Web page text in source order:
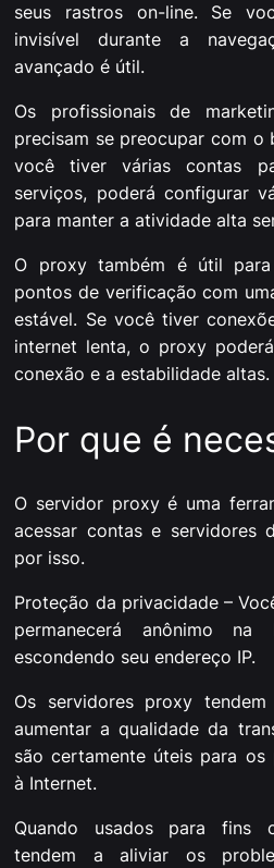
seus rastros on-line. Se
invisível durante a
avançado é útil.
Os profissionais de
precisam se preocupar com o
você tiver várias contas
serviços, poderá configurar
para manter a atividade alta
O proxy também é útil para
pontos de verificação com
estável. Se você tiver
internet lenta, o proxy
conexão e a estabilidade altas.
Por que é
O servidor proxy é uma
acessar contas e servidores
por isso.
Proteção da privacidade –
permanecerá anônimo
escondendo seu endereço IP.
Os servidores proxy
aumentar a qualidade da
são certamente úteis para os
à Internet.
Quando usados para fins
tendem a aliviar os